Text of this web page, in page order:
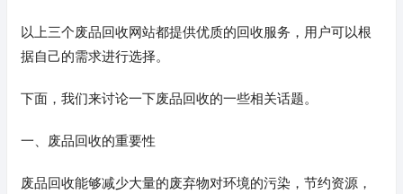
以上三个废品回收网站都提供优质的回收服务，用户可以根
据自己的需求进行选择。
下面，我们来讨论一下废品回收的一些相关话题。
一、废品回收的重要性
废品回收能够减少大量的废弃物对环境的污染，节约资源，